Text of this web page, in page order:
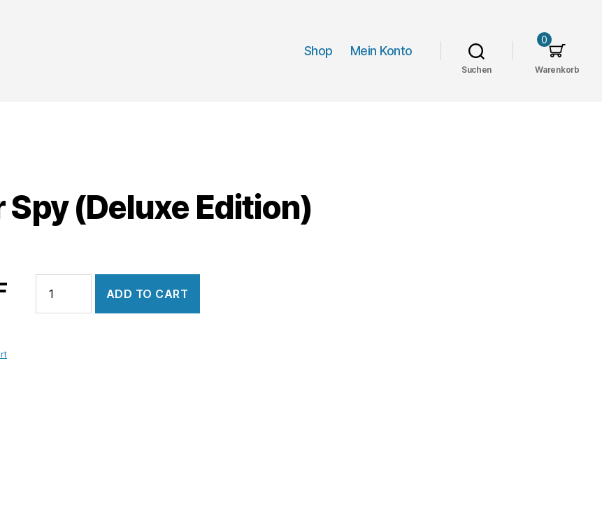
Shop Mein Konto
Suchen Warenkorb
0
Spy (Deluxe Edition)
Spy
(Deluxe
ADD TO CART